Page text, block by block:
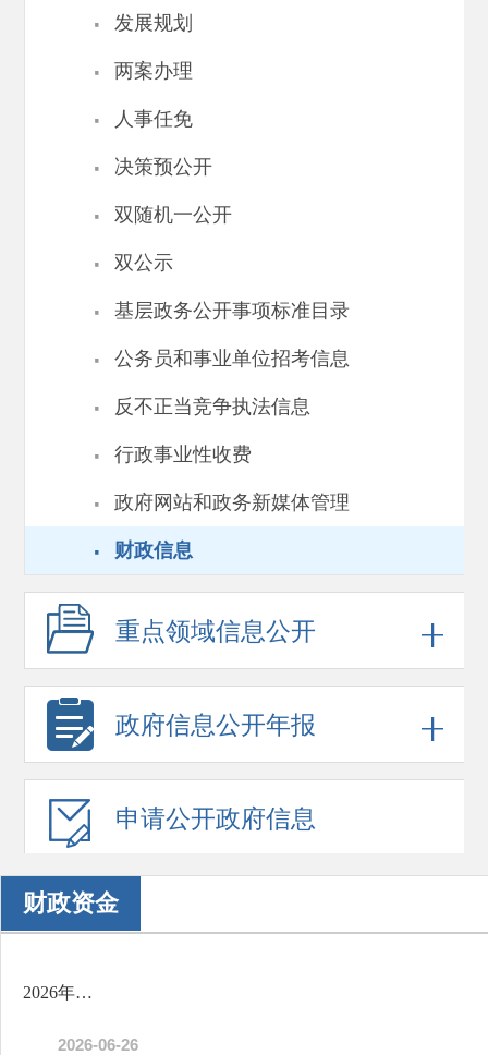
· 发展规划
· 两案办理
· 人事任免
· 决策预公开
· 双随机一公开
· 双公示
· 基层政务公开事项标准目录
· 公务员和事业单位招考信息
· 反不正当竞争执法信息
· 行政事业性收费
· 政府网站和政务新媒体管理
· 财政信息
重点领域信息公开
政府信息公开年报
申请公开政府信息
财政资金
2026年会计信息质量监督检查单位公示
2026-06-26